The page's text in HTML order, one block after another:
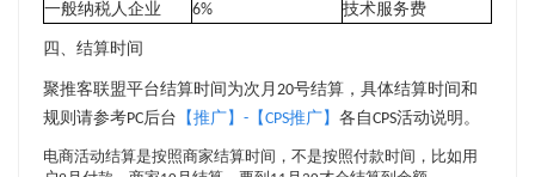
一般纳税人企业
6% 技术服务费
四、结算时间
聚推客联盟平台结算时间为次月20号结算，具体结算时间和
规则请参考PC后台 【推广】-【CPS推广】 各自CPS活动说明。
电商活动结算是按照商家结算时间，不是按照付款时间，比如用